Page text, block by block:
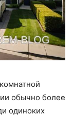
обычно более
одиноких